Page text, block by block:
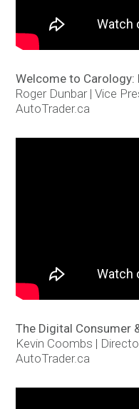
Welcome to Carology:
Roger Dunbar | Vice
AutoTrader.ca
The Digital Consumer
Kevin Coombs |
AutoTrader.ca